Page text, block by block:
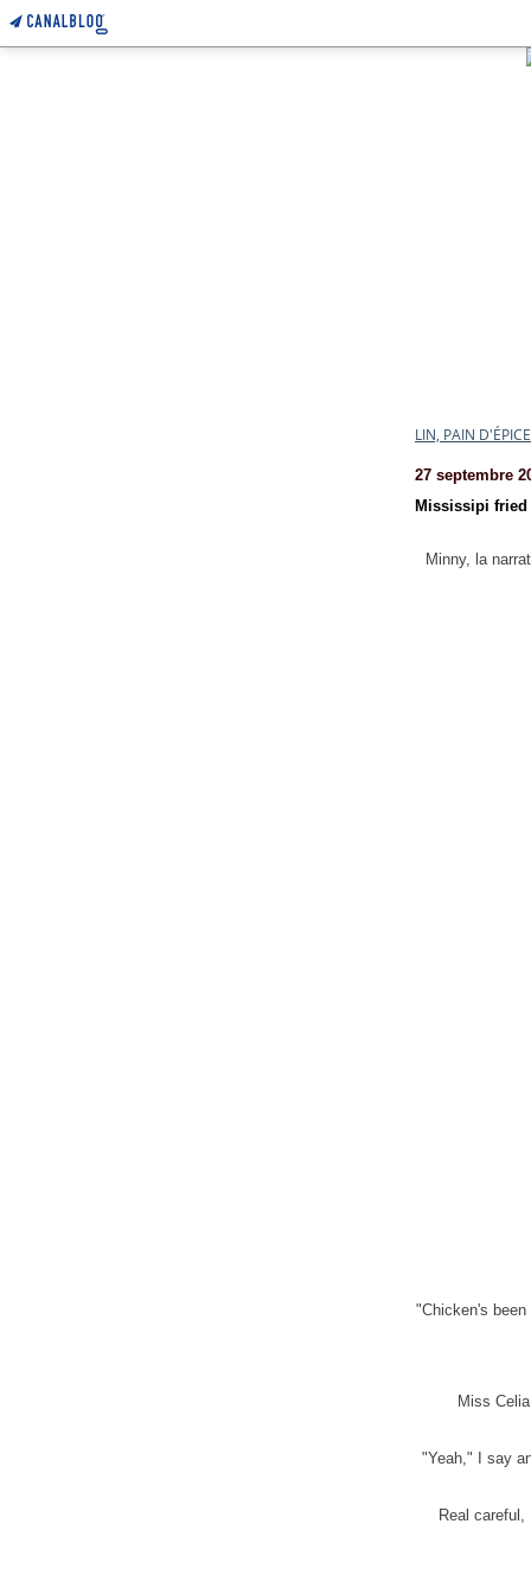
LIN, PAIN
27 septembre
Mississipi
Minny, la
"Chicken's
Miss
"Yeah," I say
Real